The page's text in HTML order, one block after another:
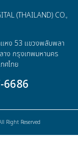
(THAILAND) CO.,
หง 53 แขวงพลับพลา
าง กรุงเทพมหานคร
ศไทย
6686
Right Reserved